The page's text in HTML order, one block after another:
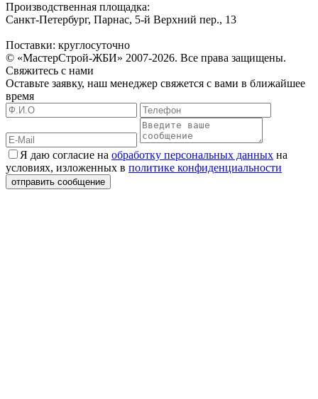
Производственная площадка:
Санкт-Петербург, Парнас, 5-й Верхний пер., 13
Поставки: круглосуточно
© «МастерСтрой-ЖБИ» 2007-2026. Все права защищены.
Свяжитесь с нами
Оставьте заявку, наш менеджер свяжется с вами в ближайшее
время
Я даю согласие на обработку персональных данных на
условиях, изложенных в политике конфиденциальности